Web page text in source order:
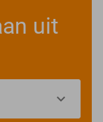
uit